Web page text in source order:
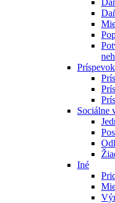
Príspevok
Sociálne
Iné